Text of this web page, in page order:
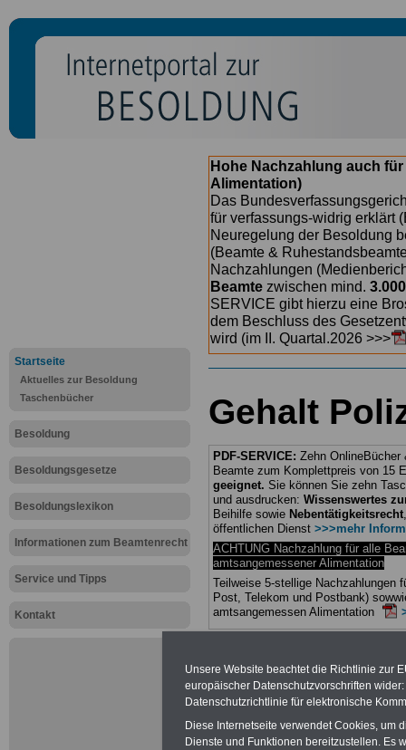
Startseite
Aktuelles zur Besoldung
Taschenbücher
Besoldung
Besoldungsgesetze
Besoldungslexikon
Informationen zum Beamtenrecht
Service und Tipps
Kontakt
Hohe Nachzahlung auch
Alimentation)
Das
für verfassungs-widrig erklärt
Neuregelung der Besoldung
(Beamte &
Nachzahlungen
Beamte zwischen mind.
SERVICE gibt hierzu eine
dem Beschluss des
wird (im II. Quartal.2026 >>>
Gehalt
PDF-SERVICE: Zehn
Beamte zum Komplettpreis von 15
geeignet. Sie können Sie zehn
und ausdrucken: Wissenswertes
Beihilfe sowie Nebentätigkeitsrecht
öffentlichen Dienst >>>mehr
ACHTUNG Nachzahlung für alle
amtsangemessener Alimentation
Teilweise 5-stellige Nachzahlungen
Post, Telekom und Postbank)
amtsangemessen Alimentation
abschließen!
Unsere Website beachtet die Richtlinie zur
europäischer Datenschutzvorschriften
Datenschutzrichtlinie für elektronische
Diese Internetseite verwendet Cookies, um
Dienste und Funktionen bereitzustellen. Es